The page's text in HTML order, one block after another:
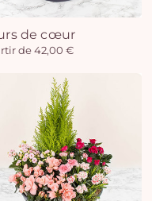
de cœur
de 42,00 €